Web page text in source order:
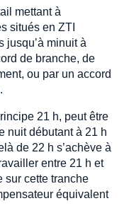
mettant à
situés en ZTI
jusqu’à minuit à
de branche, de
ou par un accord
21 h, peut être
nuit débutant à 21 h
de 22 h s’achève à
entre 21 h et
sur cette tranche
équivalent